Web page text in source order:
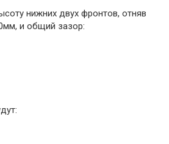
нижних двух фронтов, отняв
и общий зазор: